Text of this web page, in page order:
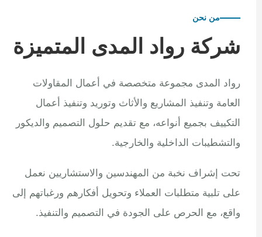
من نحن
شركة رواد المدى المتميزة
رواد المدى مجموعة متخصصة في أعمال المقاولات
العامة وتنفيذ المشاريع والأثاث وتوريد وتنفيذ أعمال
التكييف بجميع أنواعه، مع تقديم حلول التصميم والديكور
والتشطيبات الداخلية والخارجية.
تحت إشراف نخبة من المهندسين والاستشاريين نعمل
على تلبية متطلبات العملاء وتحويل أفكارهم ورغباتهم إلى
واقع، مع الحرص على الجودة في التصميم والتنفيذ.